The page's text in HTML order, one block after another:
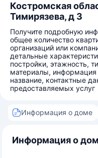
Костромская
Тимирязева, д 3
Получите подробную
общее количество
организаций или
детальные
постройки, этажность,
материалы,
название, контактные
предоставляемых услуг
Информация о доме
Информация о